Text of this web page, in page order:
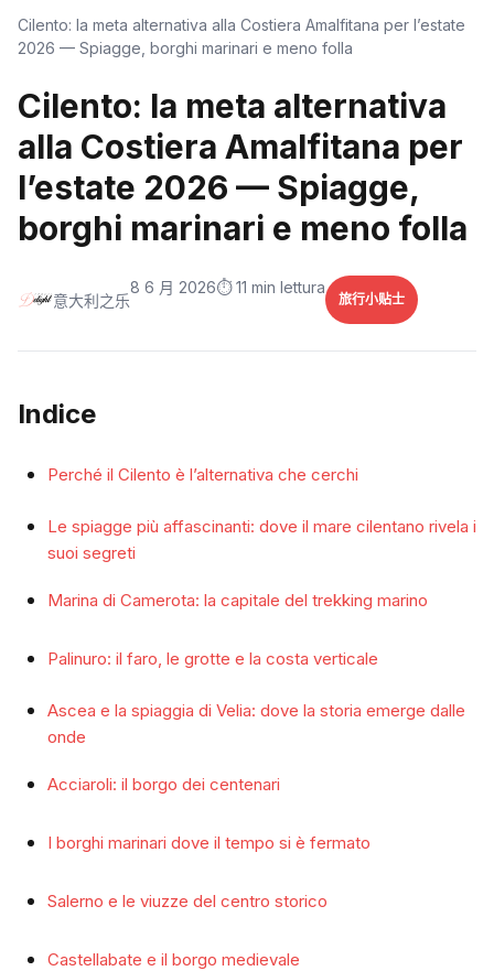
Cilento: la meta alternativa alla Costiera Amalfitana per l’estate
2026 — Spiagge, borghi marinari e meno folla
Cilento: la meta alternativa
alla Costiera Amalfitana per
l’estate 2026 — Spiagge,
borghi marinari e meno folla
意大利之乐
8 6 月 2026⏱️ 11 min lettura
旅行小贴士
Indice
Perché il Cilento è l’alternativa che cerchi
Le spiagge più affascinanti: dove il mare cilentano rivela i
suoi segreti
Marina di Camerota: la capitale del trekking marino
Palinuro: il faro, le grotte e la costa verticale
Ascea e la spiaggia di Velia: dove la storia emerge dalle
onde
Acciaroli: il borgo dei centenari
I borghi marinari dove il tempo si è fermato
Salerno e le viuzze del centro storico
Castellabate e il borgo medievale